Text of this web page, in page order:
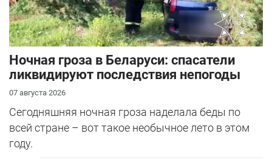
Ночная гроза в Беларуси: спасатели
ликвидируют последствия непогоды
07 августа 2026
Сегодняшняя ночная гроза наделала беды по
всей стране – вот такое необычное лето в этом
году.